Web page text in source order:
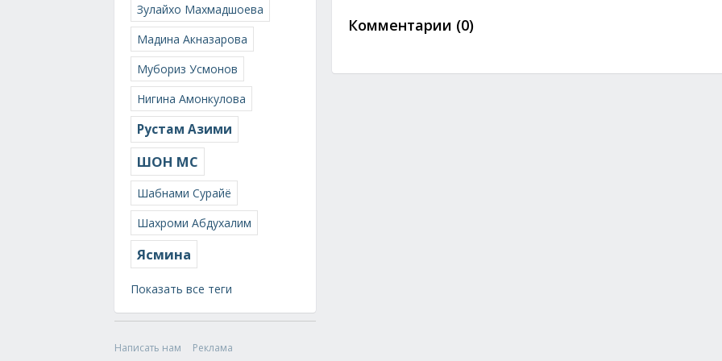
Зулайхо Махмадшоева
Мадина Акназарова
Мубориз Усмонов
Нигина Амонкулова
Рустам Азими
ШОН МС
Шабнами Сурайё
Шахроми Абдухалим
Ясмина
Показать все теги
Написать нам
Реклама
Комментарии (0)